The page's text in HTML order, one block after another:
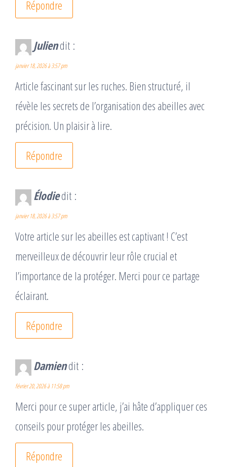
Répondre
Juliendit :
janvier 18, 2026 à 3:57 pm
Article fascinant sur les ruches. Bien structuré, il
révèle les secrets de l’organisation des abeilles avec
précision. Un plaisir à lire.
Répondre
Élodiedit :
janvier 18, 2026 à 3:57 pm
Votre article sur les abeilles est captivant ! C’est
merveilleux de découvrir leur rôle crucial et
l’importance de la protéger. Merci pour ce partage
éclairant.
Répondre
Damiendit :
février 20, 2026 à 11:58 pm
Merci pour ce super article, j’ai hâte d’appliquer ces
conseils pour protéger les abeilles.
Répondre